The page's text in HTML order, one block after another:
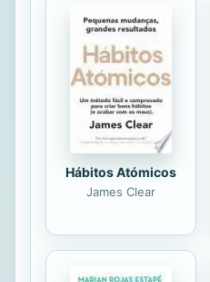
de redes,
eléctrica
sostenible
de
obtiene con
de...
Hábitos Atómicos
James Clear